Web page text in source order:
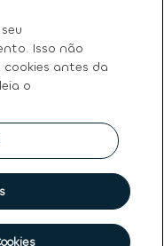
de crédito|Garantia
de reclamações
Isso não
antes da
o